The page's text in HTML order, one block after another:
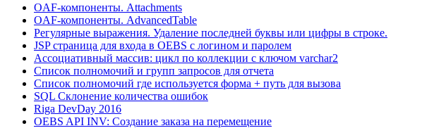
OAF-компоненты. Attachments
OAF-компоненты. AdvancedTable
Регулярные выражения. Удаление последней буквы или цифры в строке.
JSP страница для входа в OEBS с логином и паролем
Ассоциативный массив: цикл по коллекции с ключом varchar2
Список полномочий и групп запросов для отчета
Список полномочий где используется форма + путь для вызова
SQL Склонение количества ошибок
Riga DevDay 2016
OEBS API INV: Создание заказа на перемещение